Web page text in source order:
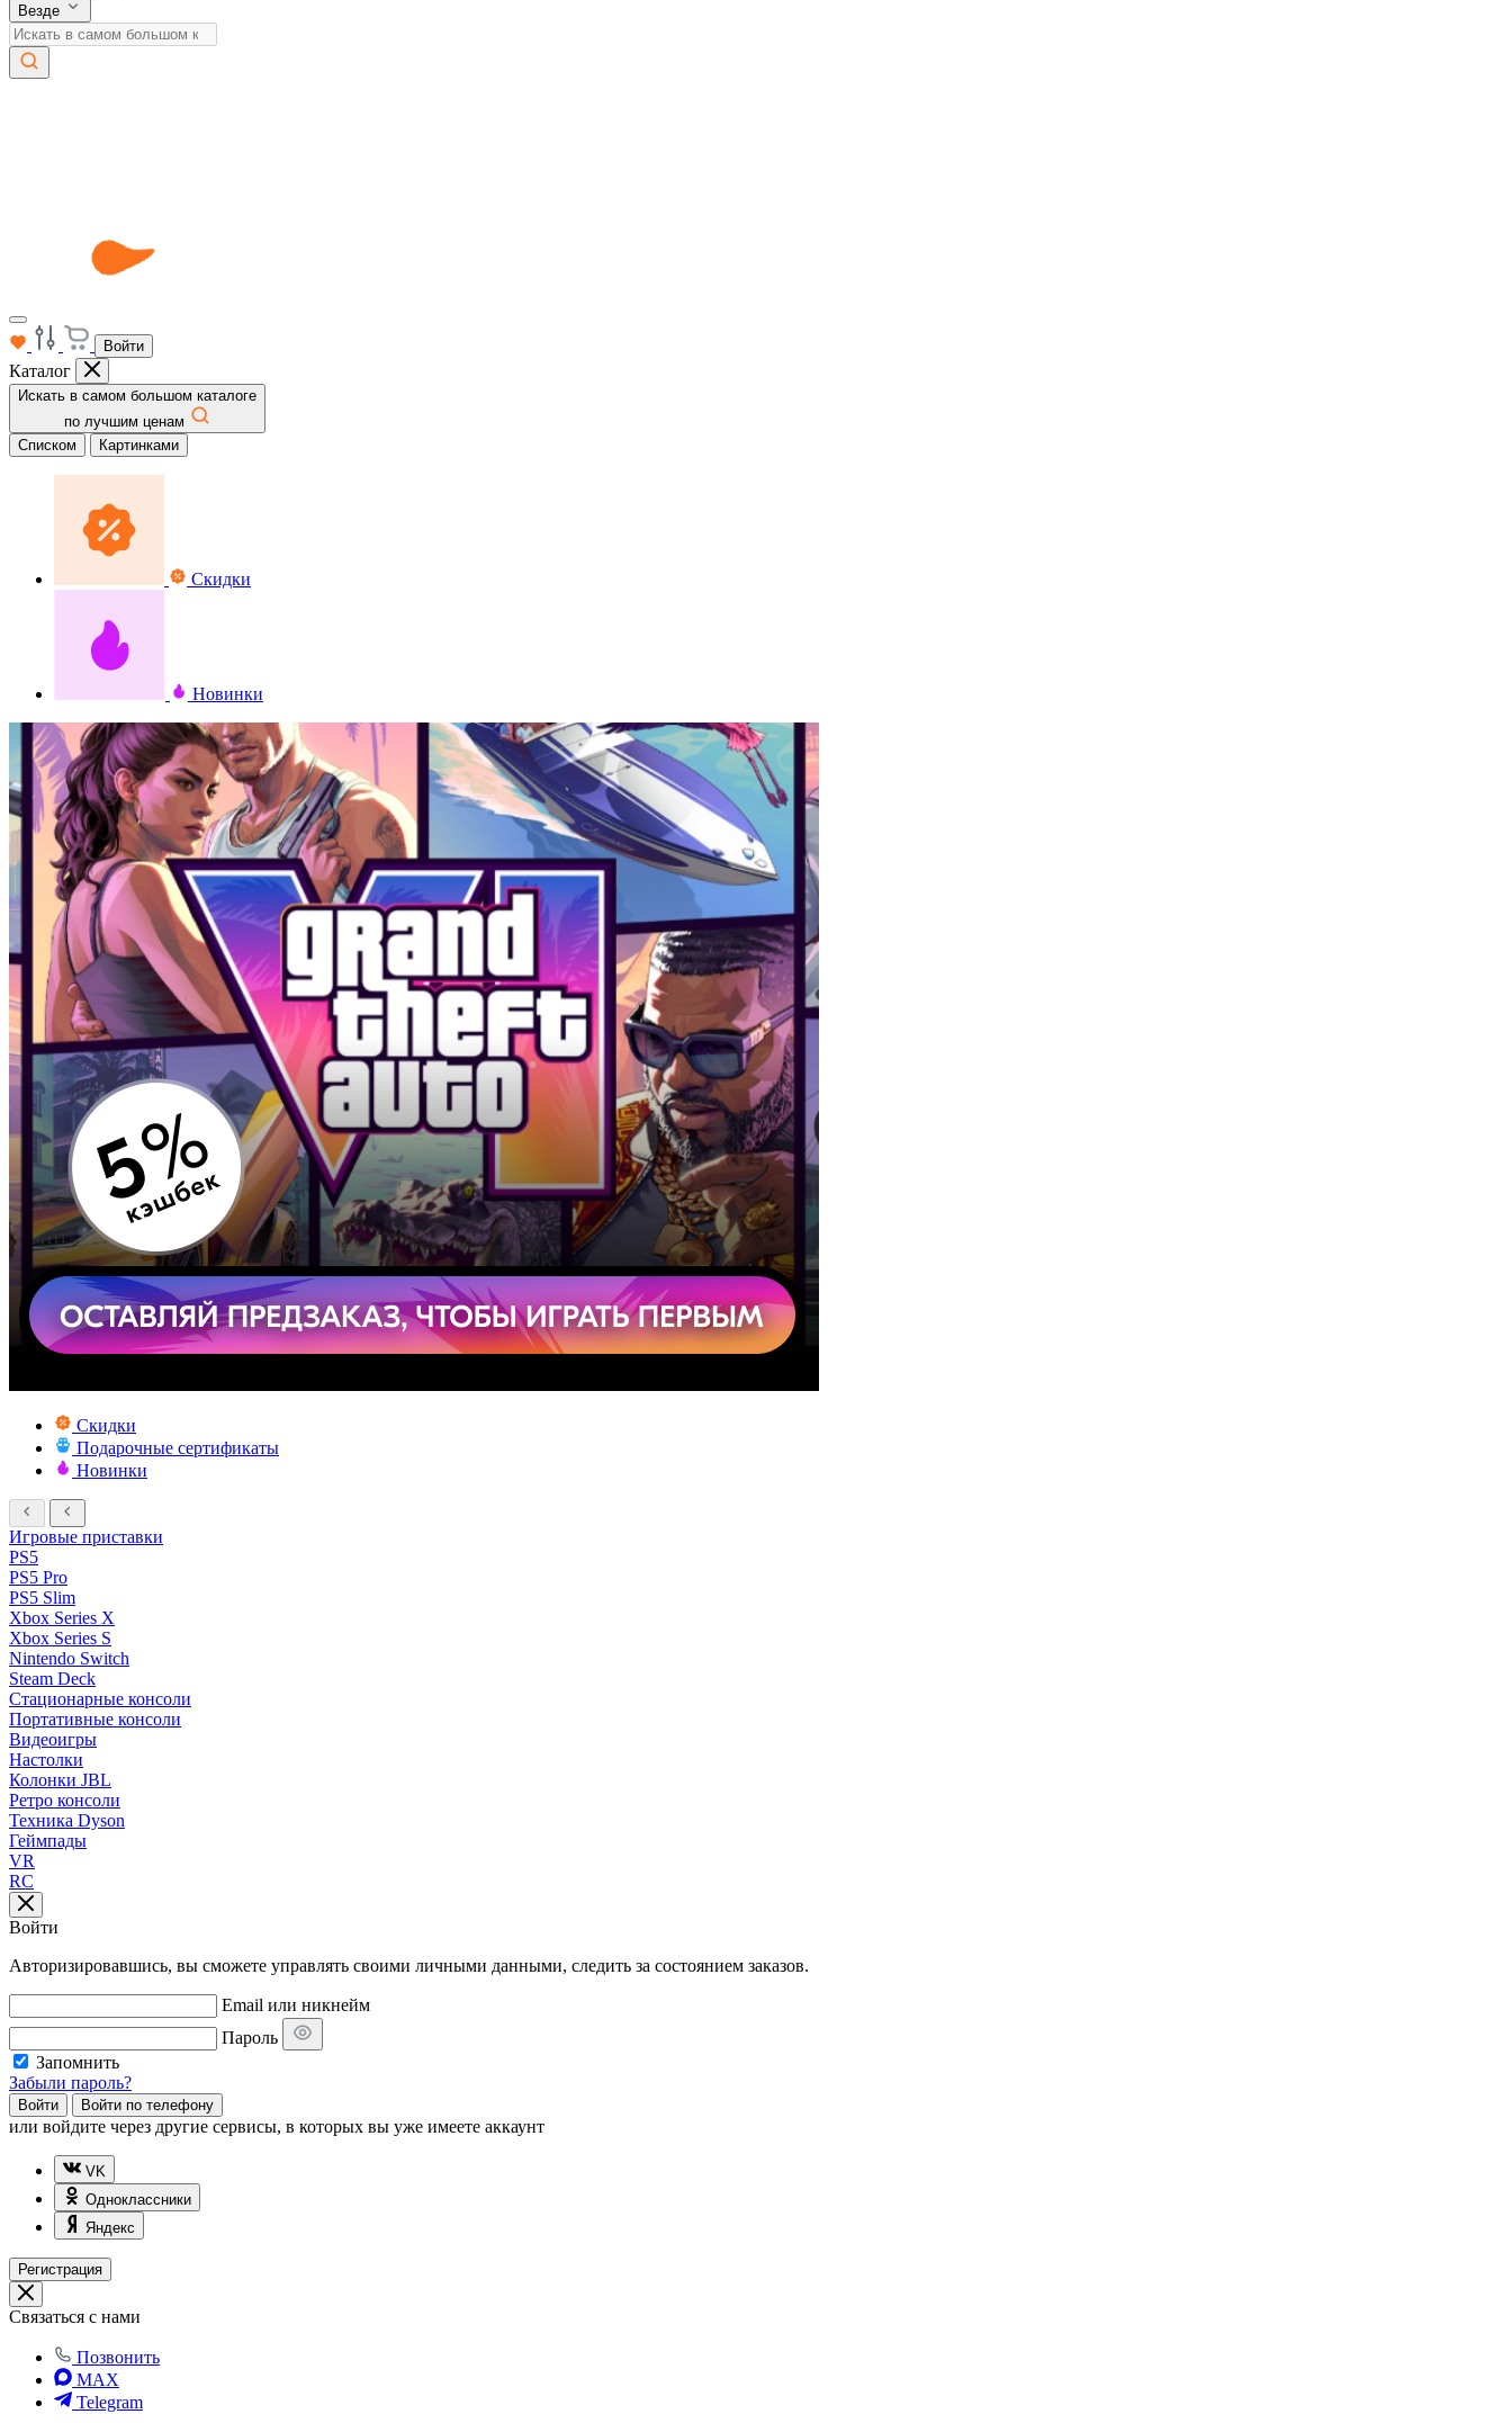
Везде
Войти
Каталог
Искать в самом большом каталоге
по лучшим ценам
Списком
Картинками
Скидки
Новинки
Скидки
Подарочные сертификаты
Новинки
Игровые приставки
PS5
PS5 Pro
PS5 Slim
Xbox Series X
Xbox Series S
Nintendo Switch
Steam Deck
Стационарные консоли
Портативные консоли
Видеоигры
Настолки
Колонки JBL
Ретро консоли
Техника Dyson
Геймпады
VR
RC
Войти
Авторизировавшись, вы сможете управлять своими личными данными, следить за состоянием заказов.
Email или никнейм
Пароль
Запомнить
Забыли пароль?
Войти Войти по телефону
или войдите через другие сервисы, в которых вы уже имеете аккаунт
VK
Одноклассники
Яндекс
Регистрация
Связаться с нами
Позвонить
MAX
Telegram